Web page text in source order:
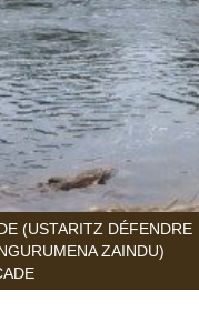
(USTARITZ DÉFENDRE
ZAINDU)